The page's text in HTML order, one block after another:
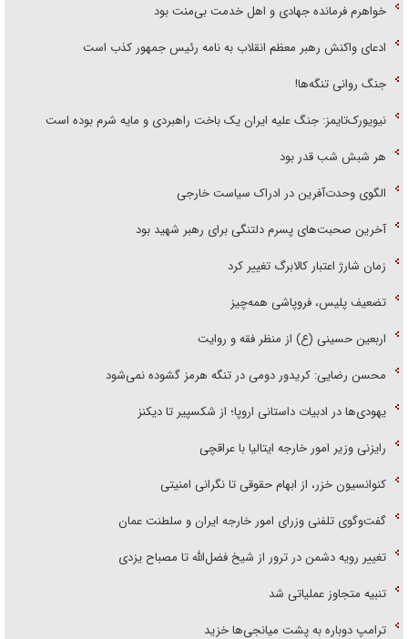
خواهرم فرمانده جهادی و اهل خدمت بی‌منت بود
ادعای واکنش رهبر معظم انقلاب به نامه رئیس جمهور کذب است
جنگ روانی تنگه‌ها!
نیویورک‌تایمز: جنگ علیه ایران یک باخت راهبردی و مایه شرم بوده است
هر شبش شب قدر بود
الگوی وحدت‌آفرین در ادراک سیاست خارجی
آخرین صحبت‌های پسرم دلتنگی برای رهبر شهید بود
زمان شارژ اعتبار کالابرگ تغییر کرد
تضعیف پلیس، فروپاشی همه‌چیز
اربعین حسینی (ع) از منظر فقه و روایت
محسن رضایی: کریدور دومی در تنگه هرمز گشوده نمی‌شود
یهودی‌ها در ادبیات داستانی اروپا؛ از شکسپیر تا دیکنز
رایزنی وزیر امور خارجه ایتالیا با عراقچی
کنوانسیون خزر، از ابهام حقوقی تا نگرانی امنیتی
گفت‌وگوی تلفنی وزرای امور خارجه ایران و سلطنت عمان
تغییر رویه دشمن در ترور از شیخ فضل‌الله تا مصباح یزدی
تنبیه متجاوز عملیاتی شد
ترامپ دوباره به پشت میانجی‌ها خزید